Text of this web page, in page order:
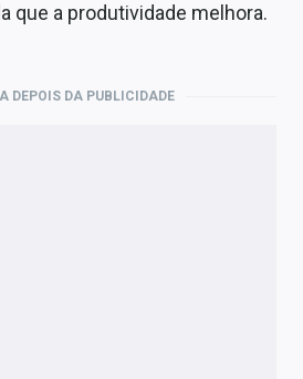
que a produtividade melhora.
DEPOIS DA PUBLICIDADE